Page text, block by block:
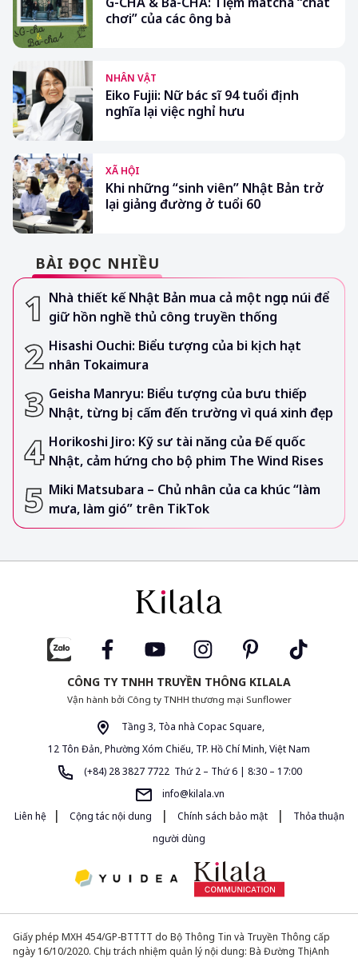
chơi” của các ông bà
NHÂN VẬT
Eiko Fujii: Nữ bác sĩ 94 tuổi định
nghĩa lại việc nghỉ hưu
XÃ HỘI
Khi những “sinh viên” Nhật Bản trở
lại giảng đường ở tuổi 60
BÀI ĐỌC NHIỀU
Nhà thiết kế Nhật Bản mua cả một ngọn núi để
giữ hồn nghề thủ công truyền thống
Hisashi Ouchi: Biểu tượng của bi kịch hạt
nhân Tokaimura
Geisha Manryu: Biểu tượng của bưu thiếp
Nhật, từng bị cấm đến trường vì quá xinh đẹp
Horikoshi Jiro: Kỹ sư tài năng của Đế quốc
Nhật, cảm hứng cho bộ phim The Wind Rises
Miki Matsubara – Chủ nhân của ca khúc “làm
mưa, làm gió” trên TikTok
CÔNG TY TNHH TRUYỀN THÔNG KILALA
Vận hành bởi Công ty TNHH thương mại Sunflower
Tầng 3, Tòa nhà Copac Square,
12 Tôn Đản, Phường Xóm Chiếu, TP. Hồ Chí Minh, Việt Nam
(+84) 28 3827 7722 Thứ 2 – Thứ 6 | 8:30 – 17:00
info@kilala.vn
Liên hệ
| Cộng tác nội dung | Chính sách bảo mật |
Thỏa thuận
người dùng
Giấy phép MXH 454/GP-BTTTT do Bộ Thông Tin và Truyền Thông cấp
ngày 16/10/2020. Chịu trách nhiệm quản lý nội dung: Bà Đường Thị Anh